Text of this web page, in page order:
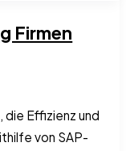
Firmen
die Effizienz und
von SAP-